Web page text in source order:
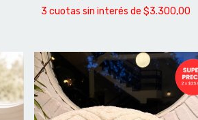
3 cuotas sin interés de $3.300,00